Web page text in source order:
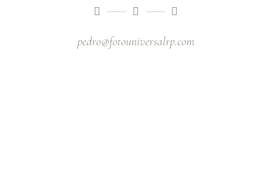
pedro@fotouniversalrp.com